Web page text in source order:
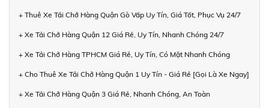
+ Thuê Xe Tải Chở Hàng Quận Gò Vấp Uy Tín, Giá Tốt, Phục Vụ 24/7
+ Xe Tải Chở Hàng Quận 12 Giá Rẻ, Uy Tín, Nhanh Chóng 24/7
+ Xe Tải Chở Hàng TPHCM Giá Rẻ, Uy Tín, Có Mặt Nhanh Chóng
+ Cho Thuê Xe Tải Chở Hàng Quận 1 Uy Tín - Giá Rẻ [Gọi Là Xe Ngay]
+ Xe Tải Chở Hàng Quận 3 Giá Rẻ, Nhanh Chóng, An Toàn